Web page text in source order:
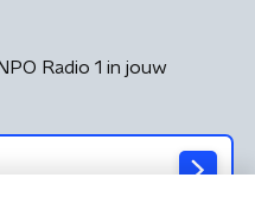
Radio 1 in jouw